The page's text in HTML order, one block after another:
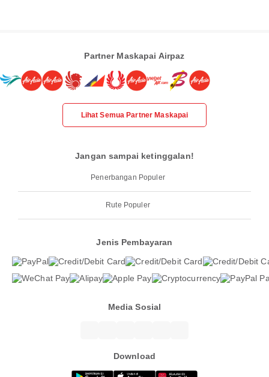
Partner Maskapai Airpaz
Lihat Semua Partner Maskapai
Jangan sampai ketinggalan!
Penerbangan Populer
Rute Populer
Jenis Pembayaran
Media Sosial
Download